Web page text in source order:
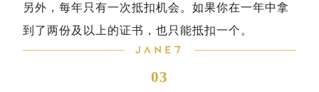
另外，每年只有一次抵扣机会。如果你在一年中拿
到了两份及以上的证书，也只能抵扣一个。
03